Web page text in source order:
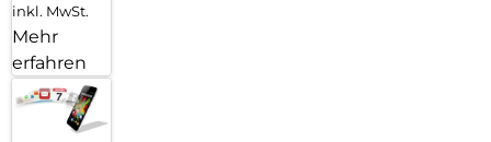
inkl. MwSt.
Mehr
erfahren